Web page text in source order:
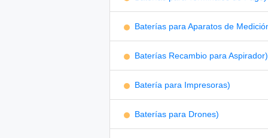
Baterías para Aparatos de
Baterías Recambio para Aspirador)
Batería para Impresoras)
Baterías para Drones)